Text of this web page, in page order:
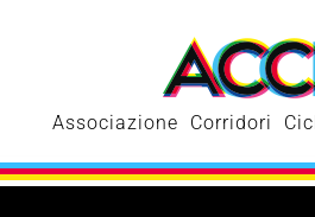
Associazione Corridori